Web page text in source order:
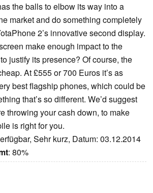
the balls to elbow its way into a
market and do something completely
2’s innovative second display.
make enough impact to the
justify its presence? Of course, the
At £555 or 700 Euros it’s as
best flagship phones, which could be
that’s so different. We’d suggest
throwing your cash down, to make
is right for you.
Sehr kurz, Datum: 03.12.2014
: 80%